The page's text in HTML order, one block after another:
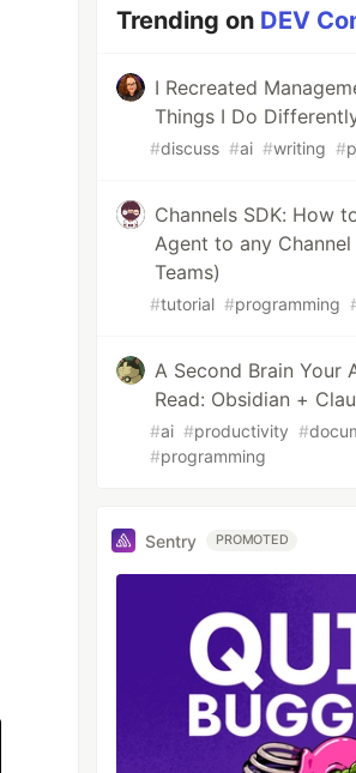
Trending on DEV
I Recreated
Things I Do
#discuss #ai #writing #
Channels SDK: How
Agent to any
Teams)
#tutorial #programming
A Second Brain Your
Read: Obsidian +
#ai #productivity #
#programming
Sentry PROMOTED